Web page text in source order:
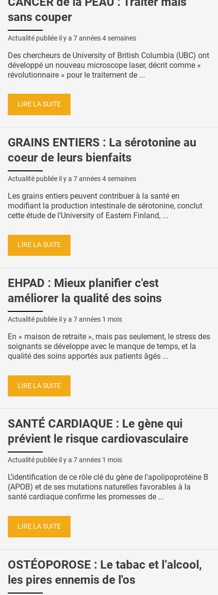
sans couper
Actualité publiée il y a 7 années 4 semaines
Des chercheurs de University of British Columbia (UBC) ont
développé un nouveau microscope laser, décrit comme «
révolutionnaire » pour le traitement de ...
LIRE LA SUITE
GRAINS ENTIERS : La sérotonine au
coeur de leurs bienfaits
Actualité publiée il y a 7 années 4 semaines
Les grains entiers peuvent contribuer à la santé en
modifiant la production intestinale de sérotonine, conclut
cette étude de l’University of Eastern Finland, ...
LIRE LA SUITE
EHPAD : Mieux planifier c'est
améliorer la qualité des soins
Actualité publiée il y a 7 années 1 mois
En « maison de retraite », mais pas seulement, le stress des
soignants se développe avec le manque de temps, et la
qualité des soins apportés aux patients âgés ...
LIRE LA SUITE
SANTÉ CARDIAQUE : Le gène qui
prévient le risque cardiovasculaire
Actualité publiée il y a 7 années 1 mois
L’identification de ce rôle clé du gène de l'apolipoprotéine B
(APOB) et de ses mutations naturelles favorables à la
santé cardiaque confirme les promesses de ...
LIRE LA SUITE
OSTÉOPOROSE : Le tabac et l’alcool,
les pires ennemis de l'os